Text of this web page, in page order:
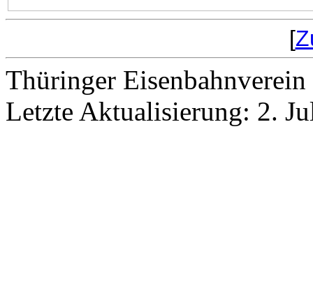
[
Thüringer Eisenbahnverein
Letzte Aktualisierung: 2.